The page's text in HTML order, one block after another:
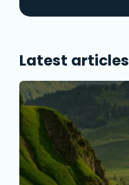
Latest articles